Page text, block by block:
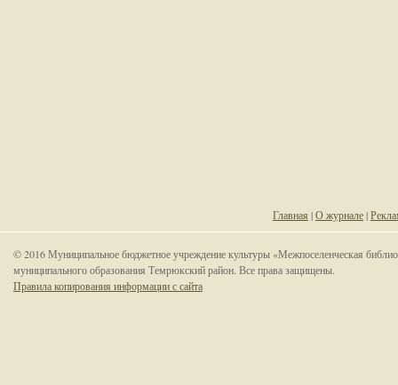
Главная |О журнале|
© 2016 Муниципальное бюджетное учреждение культуры «Межпоселенческая
муниципального образования Темрюкский район. Все права защищены.
Правила копирования информации с сайта